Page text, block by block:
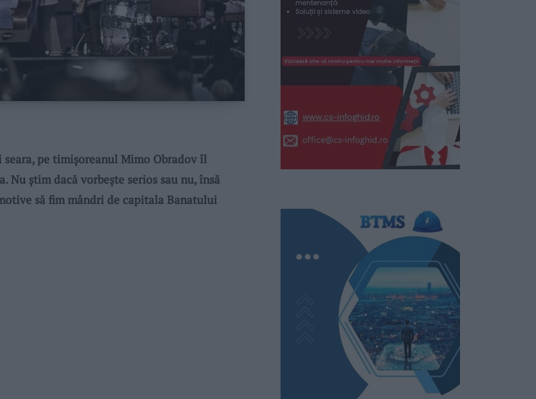
seara, pe timişoreanul Mimo Obradov îl
Nu ştim dacă vorbeşte serios sau nu, însă
să fim mândri de capitala Banatului